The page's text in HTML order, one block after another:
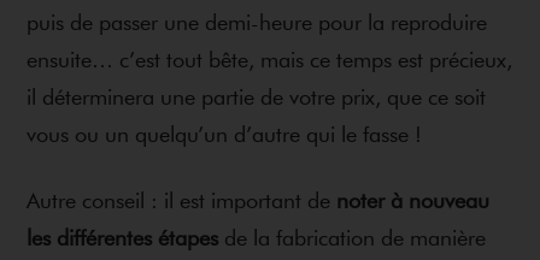
puis de passer une demi-heure pour la reproduire
ensuite… c’est tout bête, mais ce temps est précieux,
il déterminera une partie de votre prix, que ce soit
vous ou un quelqu’un d’autre qui le fasse !
Autre conseil : il est important de noter à nouveau
les différentes étapes de la fabrication de manière